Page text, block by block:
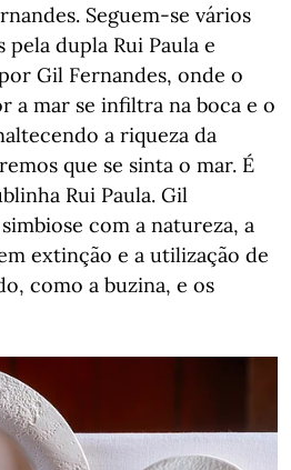
Seguem-se vários
dupla Rui Paula e
Gil Fernandes, onde o
a mar se infiltra na boca e o
a riqueza da
que se sinta o mar. É
Rui Paula. Gil
com a natureza, a
extinção e a utilização de
como a buzina, e os